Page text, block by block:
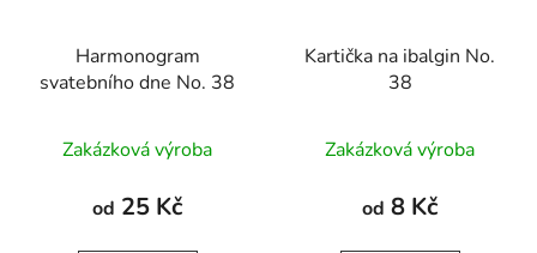
Harmonogram
svatebního dne No. 38
Zakázková výroba
od 25 Kč
Kartička na ibalgin No.
38
Zakázková výroba
od 8 Kč